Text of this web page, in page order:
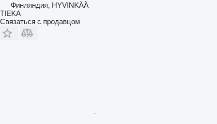
Финляндия, HYVINKÄÄ
TIEKA
Связаться с продавцом